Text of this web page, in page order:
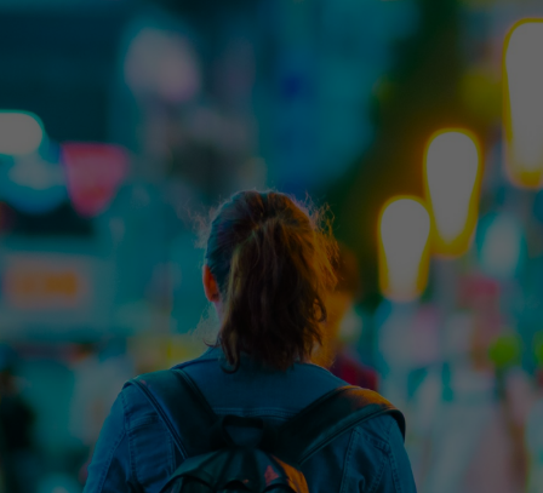
FANTASISTA」
ャレンジゲ
ーム「めざ
せファンタ
ジスタ！」
MV・ライ
ブ配信：
サービス紹
介ムービ
ルーロック